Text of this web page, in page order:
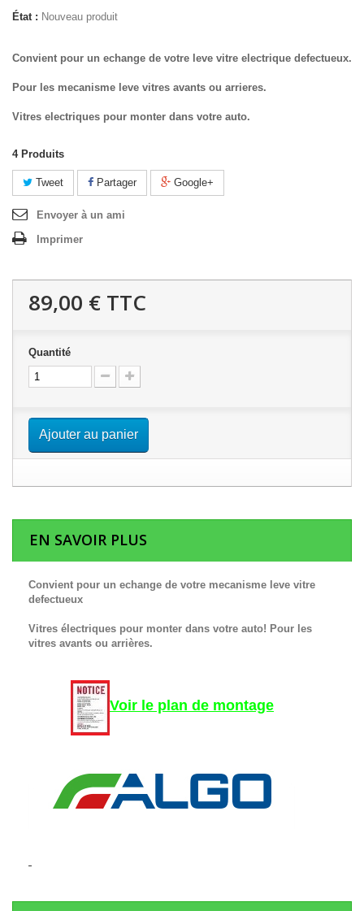
État : Nouveau produit
Convient pour un echange de votre leve vitre electrique defectueux.
Pour les mecanisme leve vitres avants ou arrieres.
Vitres electriques pour monter dans votre auto.
4 Produits
Tweet Partager Google+
Envoyer à un ami
Imprimer
89,00 € TTC
Quantité
Ajouter au panier
EN SAVOIR PLUS
Convient pour un echange de votre mecanisme leve vitre
defectueux
Vitres électriques pour monter dans votre auto! Pour les
vitres avants ou arrières.
Voir le plan de montage